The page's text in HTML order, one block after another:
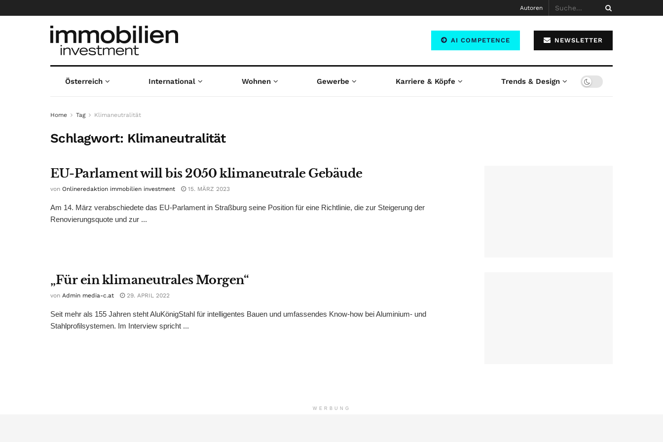
Autoren
AI COMPETENCE NEWSLETTER
Österreich International Wohnen Gewerbe Karriere & Köpfe Trends & Design
Home Tag Klimaneutralität
Schlagwort: Klimaneutralität
EU-Parlament will bis 2050 klimaneutrale Gebäude
von Onlineredaktion immobilien investment 15. MÄRZ 2023
Am 14. März verabschiedete das EU-Parlament in Straßburg seine Position für eine Richtlinie, die zur Steigerung der
Renovierungsquote und zur ...
„Für ein klimaneutrales Morgen“
von Admin media-c.at 29. APRIL 2022
Seit mehr als 155 Jahren steht AluKönigStahl für intelligentes Bauen und umfassendes Know-how bei Aluminium- und
Stahlprofilsystemen. Im Interview spricht ...
WERBUNG